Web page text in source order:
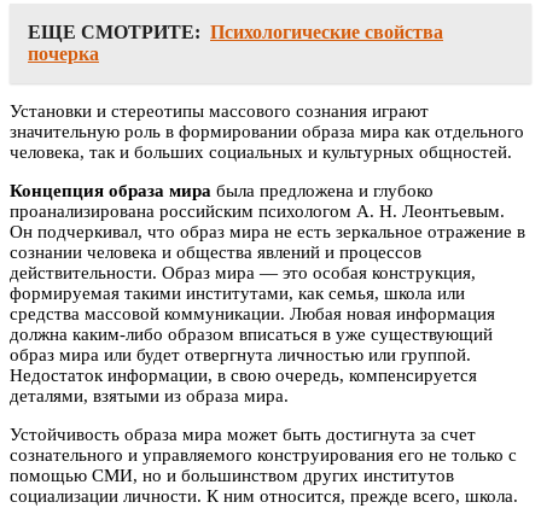
ЕЩЕ СМОТРИТЕ: Психологические свойства
почерка
Установки и стереотипы массового сознания играют
значительную роль в формировании образа мира как отдельного
человека, так и больших социальных и культурных общностей.
Концепция образа мира была предложена и глубоко
проанализирована российским психологом А. Н. Леонтьевым.
Он подчеркивал, что образ мира не есть зеркальное отражение в
сознании человека и общества явлений и процессов
действительности. Образ мира — это особая конструкция,
формируемая такими институтами, как семья, школа или
средства массовой коммуникации. Любая новая информация
должна каким-либо образом вписаться в уже существующий
образ мира или будет отвергнута личностью или группой.
Недостаток информации, в свою очередь, компенсируется
деталями, взятыми из образа мира.
Устойчивость образа мира может быть достигнута за счет
сознательного и управляемого конструирования его не только с
помощью СМИ, но и большинством других институтов
социализации личности. К ним относится, прежде всего, школа.